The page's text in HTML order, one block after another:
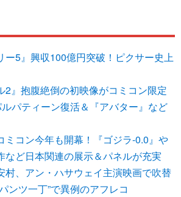
ー5』興収100億円突破！ピクサー史上
2』抱腹絶倒の初映像がコミコン限定
パティーン復活＆『アバター』など
ミコン今年も開幕！『ゴジラ-0.0』や
など日本関連の展示＆パネルが充実
村、アン・ハサウェイ主演映画で吹替
ンツ一丁”で異例のアフレコ